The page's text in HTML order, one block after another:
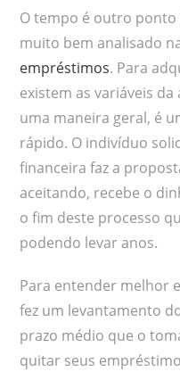
O tempo é outro
muito bem analisado
empréstimos. Para
existem as variáveis
uma maneira geral, é
rápido. O indivíduo
financeira faz a
aceitando, recebe o
o fim deste processo
podendo levar anos.
Para entender melhor
fez um levantamento
prazo médio que o
quitar seus